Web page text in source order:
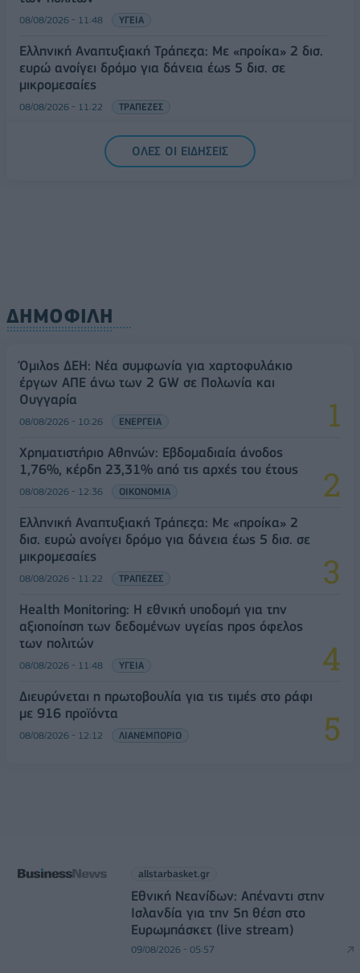
08/08/2026 - 11:48 ΥΓΕΙΑ
Ελληνική Αναπτυξιακή Τράπεζα: Με «προίκα» 2 δισ.
ευρώ ανοίγει δρόμο για δάνεια έως 5 δισ. σε
μικρομεσαίες
08/08/2026 - 11:22 ΤΡΑΠΕΖΕΣ
5G παντού, 6G στον ορίζοντα: Πού βρίσκεται η
Ελλάδα στη μεγάλη τεχνολογική μετάβαση
ΟΛΕΣ ΟΙ ΕΙΔΗΣΕΙΣ
ΔΗΜΟΦΙΛΗ
Όμιλος ΔΕΗ: Νέα συμφωνία για χαρτοφυλάκιο
έργων ΑΠΕ άνω των 2 GW σε Πολωνία και
Ουγγαρία
08/08/2026 - 10:26 ΕΝΕΡΓΕΙΑ
Χρηματιστήριο Αθηνών: Εβδομαδιαία άνοδος
1,76%, κέρδη 23,31% από τις αρχές του έτους
08/08/2026 - 12:36 ΟΙΚΟΝΟΜΙΑ
Ελληνική Αναπτυξιακή Τράπεζα: Με «προίκα» 2
δισ. ευρώ ανοίγει δρόμο για δάνεια έως 5 δισ. σε
μικρομεσαίες
08/08/2026 - 11:22 ΤΡΑΠΕΖΕΣ
Health Monitoring: Η εθνική υποδομή για την
αξιοποίηση των δεδομένων υγείας προς όφελος
των πολιτών
08/08/2026 - 11:48 ΥΓΕΙΑ
Διευρύνεται η πρωτοβουλία για τις τιμές στο ράφι
με 916 προϊόντα
08/08/2026 - 12:12 ΛΙΑΝΕΜΠΟΡΙΟ
allstarbasket.gr
Εθνική Νεανίδων: Απέναντι στην
Ισλανδία για την 5η θέση στο
Ευρωμπάσκετ (live stream)
09/08/2026 - 05:57